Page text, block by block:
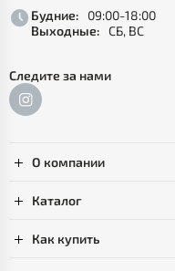
Будние:
09:00-18:00
Выходные: СБ, ВС
Следите за нами
О компании
Каталог
Как купить